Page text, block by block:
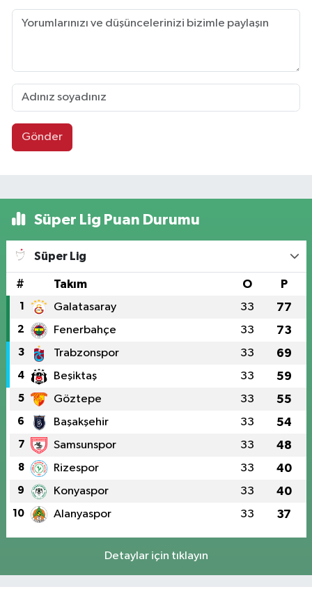
Gönder
Süper Lig Puan Durumu
Süper Lig
# Takım O P
1 Galatasaray 33 77
2 Fenerbahçe 33 73
3 Trabzonspor 33 69
4 Beşiktaş 33 59
5 Göztepe 33 55
6 Başakşehir 33 54
7 Samsunspor 33 48
8 Rizespor 33 40
9 Konyaspor 33 40
10 Alanyaspor 33 37
Detaylar için tıklayın